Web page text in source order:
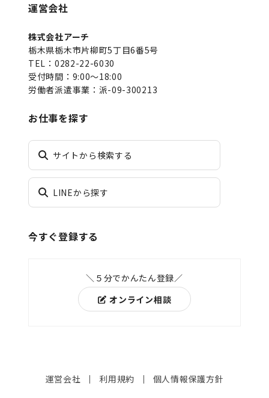
運営会社
株式会社アーチ
栃木県栃木市片柳町5丁目6番5号
TEL：0282-22-6030
受付時間：9:00～18:00
労働者派遣事業：派-09-300213
お仕事を探す
サイトから検索する
LINEから探す
今すぐ登録する
＼５分でかんたん登録／
オンライン相談
運営会社 利用規約 個人情報保護方針